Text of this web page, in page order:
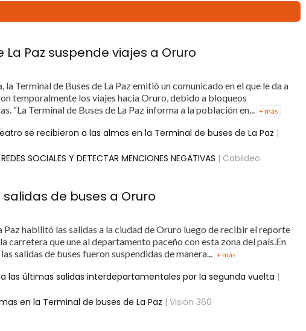
Paz suspende viajes a Oruro
la Terminal de Buses de La Paz emitió un comunicado en el que le da a
temporalmente los viajes hacia Oruro, debido a bloqueos
“La Terminal de Buses de La Paz informa a la población en...
+ más
se recibieron a las almas en la Terminal de buses de La Paz |
SOCIALES Y DETECTAR MENCIONES NEGATIVAS | Cabildeo
de buses a Oruro
Paz habilitó las salidas a la ciudad de Oruro luego de recibir el reporte
carretera que une al departamento paceño con esta zona del país.En
salidas de buses fueron suspendidas de manera... + más
las últimas salidas interdepartamentales por la segunda vuelta |
en la Terminal de buses de La Paz | Visión 360